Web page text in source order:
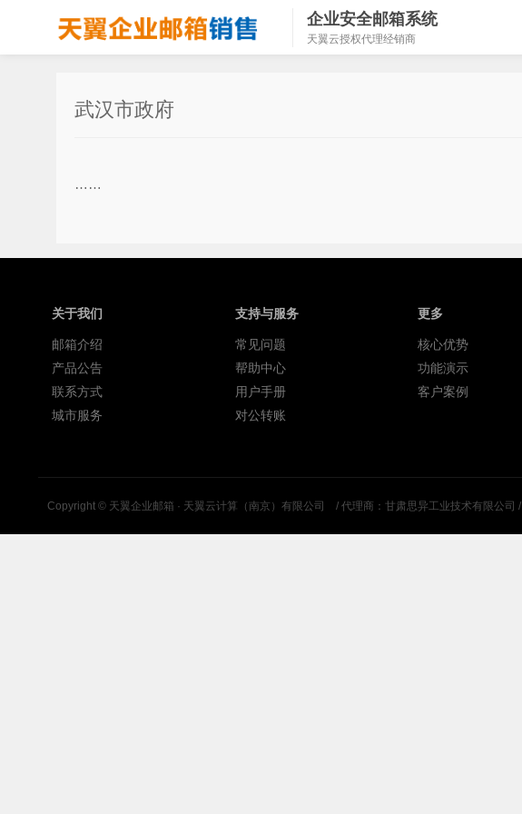
企业安全邮箱系统
天翼云授权代理经销商
武汉市政府
……
关于我们
邮箱介绍
产品公告
联系方式
城市服务
支持与服务
常见问题
帮助中心
用户手册
对公转账
更多
核心优势
功能演示
客户案例
Copyright © 天翼企业邮箱 · 天翼云计算（南京）有限公司 / 代理商：甘肃思异工业技术有限公司 /